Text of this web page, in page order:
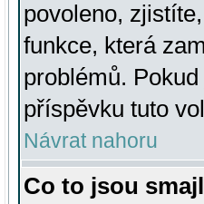
povoleno,
funkce, která
problémů.
příspěvku tuto
Návrat nahoru
Co to jsou